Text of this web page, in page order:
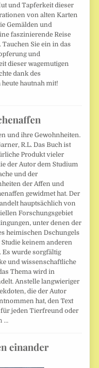
und Tapferkeit dieser
von alten Karten
Gemälden und
faszinierende Reise
Tauchen Sie ein in das
und
dieser wagemutigen
dank des
hautnah mit!
und ihre Gewohnheiten.
R.L. Das Buch ist
Produkt vieler
der Autor dem Studium
und der
der Affen und
gewidmet hat. Der
hauptsächlich von
Forschungsgebiet
unter denen der
heimischen Dschungels
keinem anderen
Es wurde sorgfältig
und wissenschaftliche
Thema wird in
Anstelle langwieriger
die der Autor
hat, den Text
jeden Tierfreund oder
…
einander